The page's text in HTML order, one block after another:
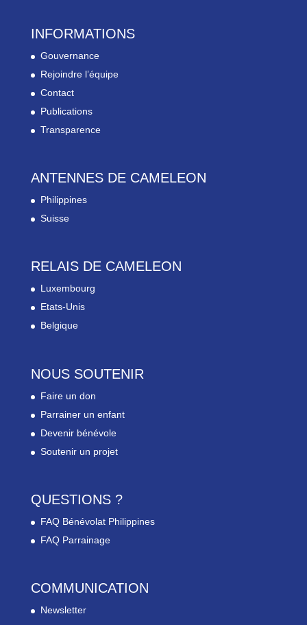
INFORMATIONS
Gouvernance
Rejoindre l’équipe
Contact
Publications
Transparence
ANTENNES DE CAMELEON
Philippines
Suisse
RELAIS DE CAMELEON
Luxembourg
Etats-Unis
Belgique
NOUS SOUTENIR
Faire un don
Parrainer un enfant
Devenir bénévole
Soutenir un projet
QUESTIONS ?
FAQ Bénévolat Philippines
FAQ Parrainage
COMMUNICATION
Newsletter